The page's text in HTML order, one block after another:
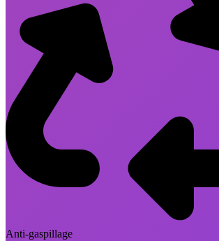
Anti-gaspillage